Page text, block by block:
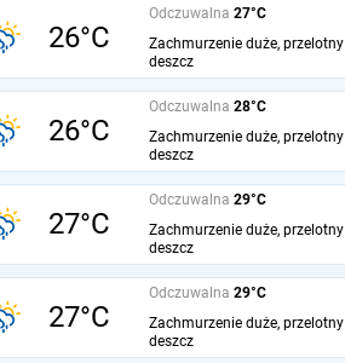
26°C
Odczuwalna 27°C
Zachmurzenie duże, przelotny
deszcz
26°C
Odczuwalna 28°C
Zachmurzenie duże, przelotny
deszcz
27°C
Odczuwalna 29°C
Zachmurzenie duże, przelotny
deszcz
27°C
Odczuwalna 29°C
Zachmurzenie duże, przelotny
deszcz